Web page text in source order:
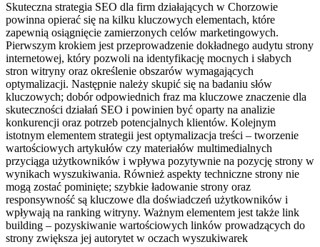
Skuteczna strategia SEO dla firm działających w Chorzowie
powinna opierać się na kilku kluczowych elementach, które
zapewnią osiągnięcie zamierzonych celów marketingowych.
Pierwszym krokiem jest przeprowadzenie dokładnego audytu strony
internetowej, który pozwoli na identyfikację mocnych i słabych
stron witryny oraz określenie obszarów wymagających
optymalizacji. Następnie należy skupić się na badaniu słów
kluczowych; dobór odpowiednich fraz ma kluczowe znaczenie dla
skuteczności działań SEO i powinien być oparty na analizie
konkurencji oraz potrzeb potencjalnych klientów. Kolejnym
istotnym elementem strategii jest optymalizacja treści – tworzenie
wartościowych artykułów czy materiałów multimedialnych
przyciąga użytkowników i wpływa pozytywnie na pozycję strony w
wynikach wyszukiwania. Również aspekty techniczne strony nie
mogą zostać pominięte; szybkie ładowanie strony oraz
responsywność są kluczowe dla doświadczeń użytkowników i
wpływają na ranking witryny. Ważnym elementem jest także link
building – pozyskiwanie wartościowych linków prowadzących do
strony zwiększa jej autorytet w oczach wyszukiwarek